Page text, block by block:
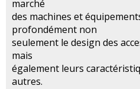
marché
des machines et
profondément non
seulement le design des
mais
également leurs
autres.